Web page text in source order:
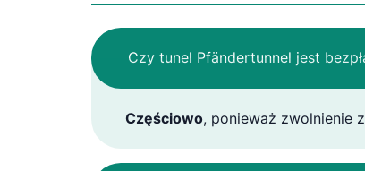
Czy tunel Pfändertunnel jest
Częściowo, ponieważ zwolnienie